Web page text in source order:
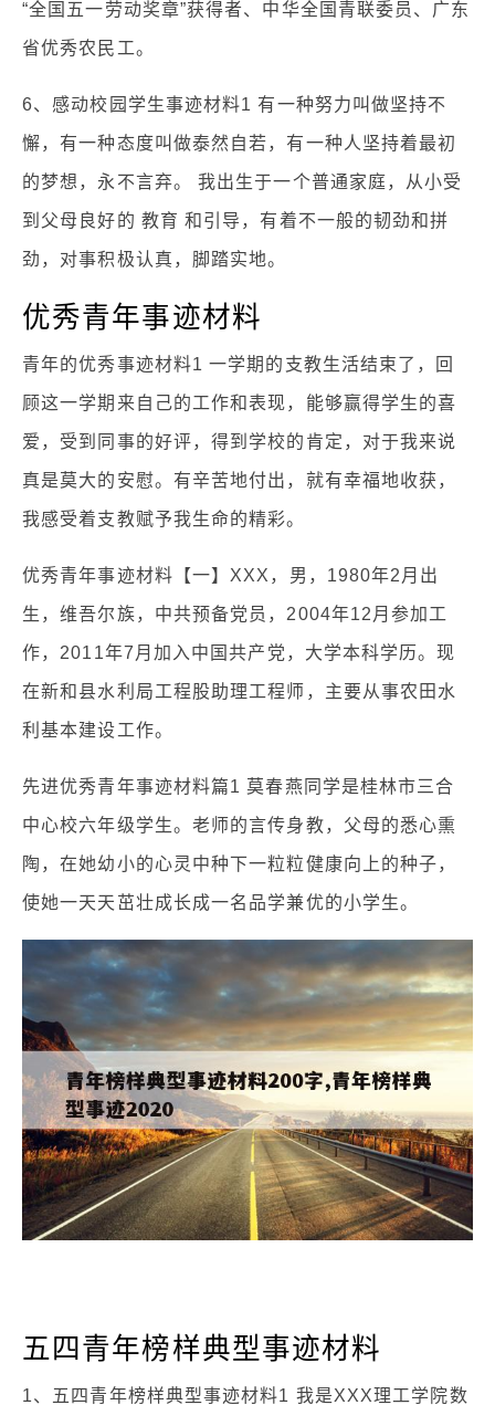
“全国五一劳动奖章”获得者、中华全国青联委员、广东
省优秀农民工。
6、感动校园学生事迹材料1 有一种努力叫做坚持不
懈，有一种态度叫做泰然自若，有一种人坚持着最初
的梦想，永不言弃。 我出生于一个普通家庭，从小受
到父母良好的 教育 和引导，有着不一般的韧劲和拼
劲，对事积极认真，脚踏实地。
优秀青年事迹材料
青年的优秀事迹材料1 一学期的支教生活结束了，回
顾这一学期来自己的工作和表现，能够赢得学生的喜
爱，受到同事的好评，得到学校的肯定，对于我来说
真是莫大的安慰。有辛苦地付出，就有幸福地收获，
我感受着支教赋予我生命的精彩。
优秀青年事迹材料【一】XXX，男，1980年2月出
生，维吾尔族，中共预备党员，2004年12月参加工
作，2011年7月加入中国共产党，大学本科学历。现
在新和县水利局工程股助理工程师，主要从事农田水
利基本建设工作。
先进优秀青年事迹材料篇1 莫春燕同学是桂林市三合
中心校六年级学生。老师的言传身教，父母的悉心熏
陶，在她幼小的心灵中种下一粒粒健康向上的种子，
使她一天天茁壮成长成一名品学兼优的小学生。
五四青年榜样典型事迹材料
1、五四青年榜样典型事迹材料1 我是XXX理工学院数